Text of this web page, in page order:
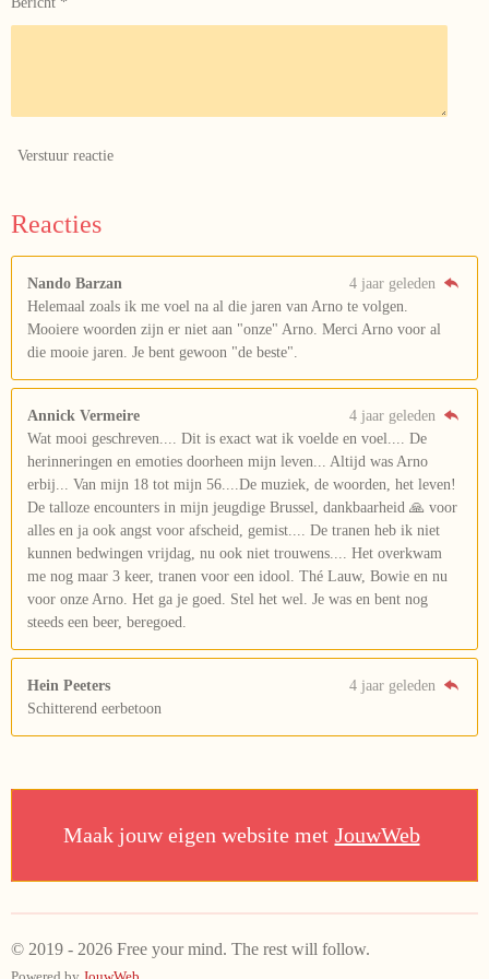
Verstuur reactie
Reacties
Nando Barzan
4 jaar geleden
Helemaal zoals ik me voel na al die jaren van Arno te volgen.
Mooiere woorden zijn er niet aan "onze" Arno. Merci Arno voor al
die mooie jaren. Je bent gewoon "de beste".
Annick Vermeire
4 jaar geleden
Wat mooi geschreven.... Dit is exact wat ik voelde en voel.... De
herinneringen en emoties doorheen mijn leven... Altijd was Arno
erbij... Van mijn 18 tot mijn 56....De muziek, de woorden, het leven!
De talloze encounters in mijn jeugdige Brussel, dankbaarheid 🙏 voor
alles en ja ook angst voor afscheid, gemist.... De tranen heb ik niet
kunnen bedwingen vrijdag, nu ook niet trouwens.... Het overkwam
me nog maar 3 keer, tranen voor een idool. Thé Lauw, Bowie en nu
voor onze Arno. Het ga je goed. Stel het wel. Je was en bent nog
steeds een beer, beregoed.
Hein Peeters
4 jaar geleden
Schitterend eerbetoon
Maak jouw eigen website met JouwWeb
© 2019 - 2026 Free your mind. The rest will follow.